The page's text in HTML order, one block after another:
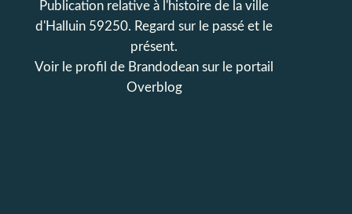
Publication relative à l'histoire de la ville
d'Halluin 59250. Regard sur le passé et le
présent.
Voir le profil de Brandodean sur le portail
Overblog